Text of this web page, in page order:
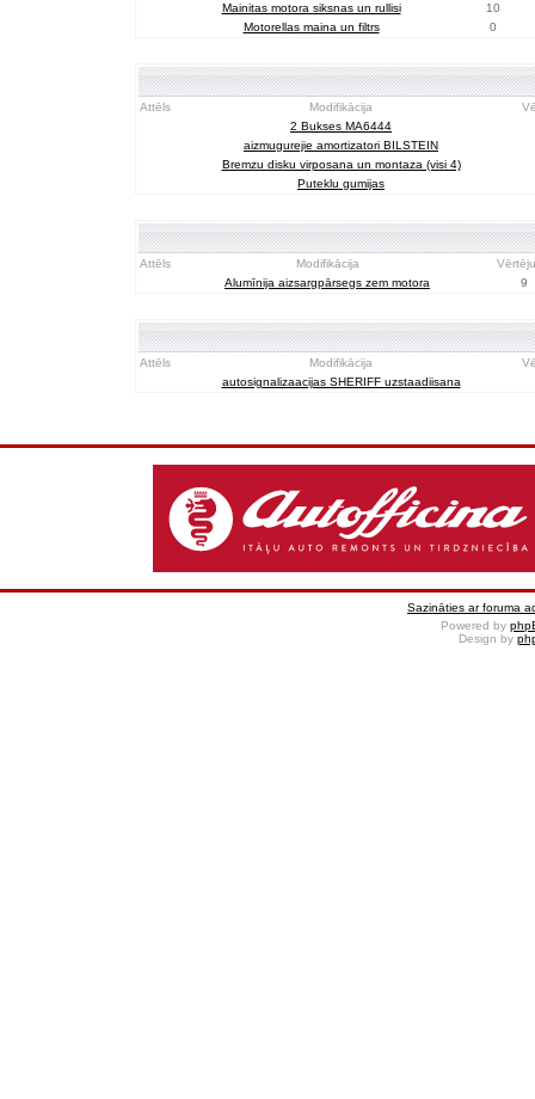
Mainitas motora siksnas un rullisi
10
Motorellas maina un filtrs
0
Attēls Modifikācija
2 Bukses MA6444
aizmugurejie amortizatori BILSTEIN
Bremzu disku virposana un montaza (visi 4)
Puteklu gumijas
Attēls Modifikācija
Alumīnija aizsargpārsegs zem motora
9
Attēls Modifikācija
autosignalizaacijas SHERIFF uzstaadiisana
Sazināties ar foruma
Powered by
Design by